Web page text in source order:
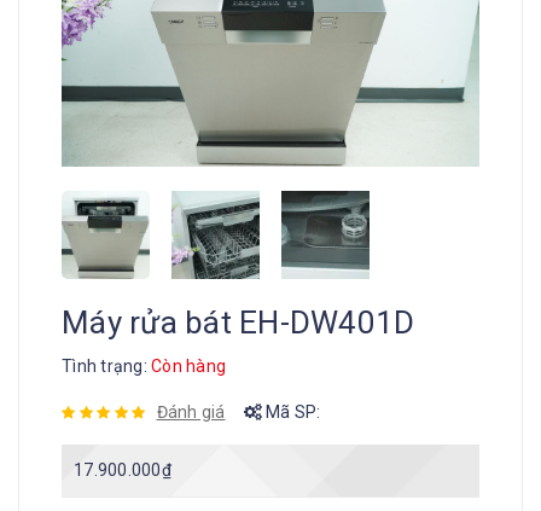
Máy rửa bát EH-DW401D
Tình trạng: Còn hàng
Đánh giá Mã SP:
17.900.000₫